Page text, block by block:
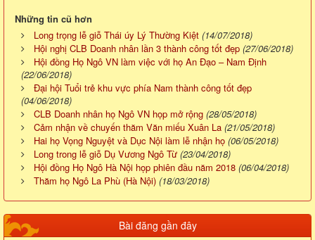
Những tin cũ hơn
Long trọng lễ giỗ Thái úy Lý Thường Kiệt (14/07/2018)
Hội nghị CLB Doanh nhân lần 3 thành công tốt đẹp (27/06/2018)
Hội đồng Họ Ngô VN làm việc với họ An Đạo – Nam Định
(22/06/2018)
Đại hội Tuổi trẻ khu vực phía Nam thành công tốt đẹp
(04/06/2018)
CLB Doanh nhân họ Ngô VN họp mở rộng (28/05/2018)
Cảm nhận về chuyến thăm Văn miếu Xuân La (21/05/2018)
Hai họ Vọng Nguyệt và Dục Nội làm lễ nhận họ (06/05/2018)
Long trong lễ giỗ Dụ Vương Ngô Từ (23/04/2018)
Hội đồng Họ Ngô Hà Nội họp phiên đầu năm 2018 (06/04/2018)
Thăm họ Ngô La Phù (Hà Nội) (18/03/2018)
Bài đăng gần đây